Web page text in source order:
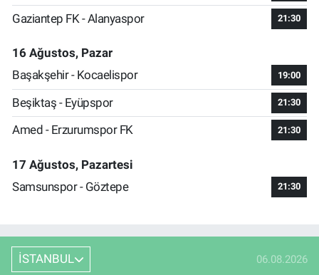
Gaziantep FK - Alanyaspor 21:30
16 Ağustos, Pazar
Başakşehir - Kocaelispor
19:00
Beşiktaş - Eyüpspor 21:30
Amed - Erzurumspor FK 21:30
17 Ağustos, Pazartesi
Samsunspor - Göztepe
21:30
İSTANBUL 06.08.2026